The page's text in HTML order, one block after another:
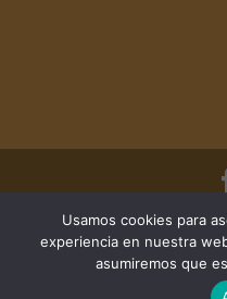
© Todos los
Mundoquesos -
Usamos cookies para
experiencia en nuestra
asumiremos que